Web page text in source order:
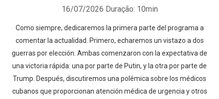
16/07/2026 Duração: 10min
Como siempre, dedicaremos la primera parte del programa a
comentar la actualidad. Primero, echaremos un vistazo a dos
guerras por elección. Ambas comenzaron con la expectativa de
una victoria rápida: una por parte de Putin, y la otra por parte de
Trump. Después, discutiremos una polémica sobre los médicos
cubanos que proporcionan atención médica de urgencia y otros